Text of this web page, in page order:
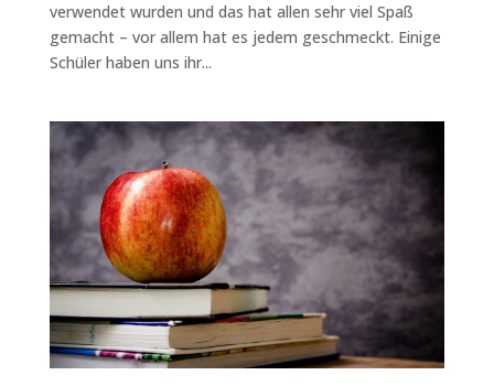
verwendet wurden und das hat allen sehr viel Spaß
gemacht – vor allem hat es jedem geschmeckt. Einige
Schüler haben uns ihr...